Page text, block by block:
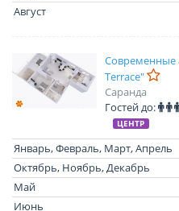
Август
Современные
Terrace"
Саранда
Гостей до:
ЦЕНТР
Январь, Февраль, Март, Апрель
Октябрь, Ноябрь, Декабрь
Май
Июнь